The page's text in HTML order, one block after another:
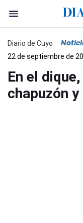
Diario de Cuyo
22 de septiembre de
En el
chapuzón y